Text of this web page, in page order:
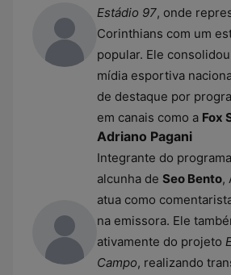
Estádio 97, onde
Corinthians com um
popular. Ele
mídia esportiva
de destaque por
em canais como a Fox
Adriano Pagani
Integrante do programa
alcunha de Seo Bento,
atua como
na emissora. Ele
ativamente do projeto
Campo, realizando